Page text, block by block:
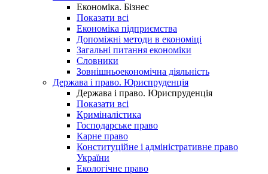
Економіка. Бізнес
Показати всі
Економіка підприємства
Допоміжні методи в економіці
Загальні питання економіки
Словники
Зовнішньоекономічна діяльність
Держава і право. Юриспруденція
Держава і право. Юриспруденція
Показати всі
Криміналістика
Господарське право
Карне право
Конституційне і адміністративне право
України
Екологічне право